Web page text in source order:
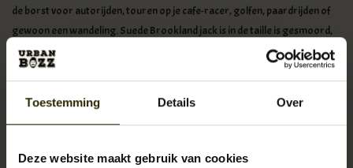
Toestemming Details Over
Deze website maakt gebruik van cookies
de borst voor autorijden, touren op je cafe-racer, golfen, paardrijden of
gewoon een wandeling. Suede Brookland jack is in de taille is gesmoord,
met een kenmerkende brede elastiek, waardoor een langer been en een
flatterend silhouet ontstaat. Deze jas is stevig en zeer slijtvast en super
Geruite voering van geborsteld flanel.